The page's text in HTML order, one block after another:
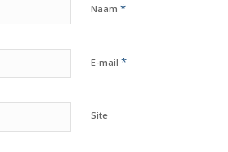
Naam *
E-mail *
Site